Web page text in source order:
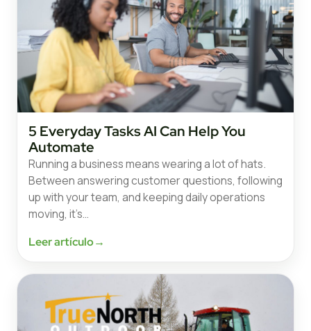
5 Everyday Tasks AI Can Help You
Automate
Running a business means wearing a lot of hats.
Between answering customer questions, following
up with your team, and keeping daily operations
moving, it’s…
Leer artículo→